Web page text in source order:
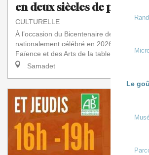
Le
en deux siècles de photos
CULTURELLE
À l’occasion du Bicentenaire de la
nationalement célébré en 2026-2027, le
Faïence et des Arts de la table a
Samadet